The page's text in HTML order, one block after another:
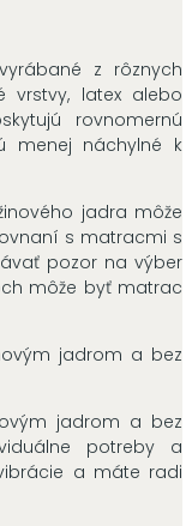
z rôznych
vrstvy, latex alebo
rovnomernú
menej náchylné k
jadra môže
s matracmi s
pozor na výber
môže byť matrac
jadrom a bez
jadrom a bez
potreby a
a máte radi